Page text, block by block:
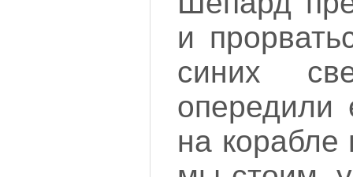
и
синих
опередили
на корабле